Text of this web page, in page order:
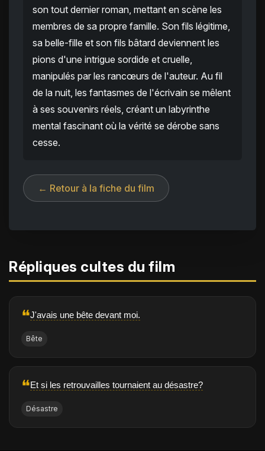
son tout dernier roman, mettant en scène les
membres de sa propre famille. Son fils légitime,
sa belle-fille et son fils bâtard deviennent les
pions d'une intrigue sordide et cruelle,
manipulés par les rancœurs de l'auteur. Au fil
de la nuit, les fantasmes de l'écrivain se mêlent
à ses souvenirs réels, créant un labyrinthe
mental fascinant où la vérité se dérobe sans
cesse.
← Retour à la fiche du film
Répliques cultes du film
❝J'avais une bête devant moi.
Bête
❝Et si les retrouvailles tournaient au désastre?
Désastre